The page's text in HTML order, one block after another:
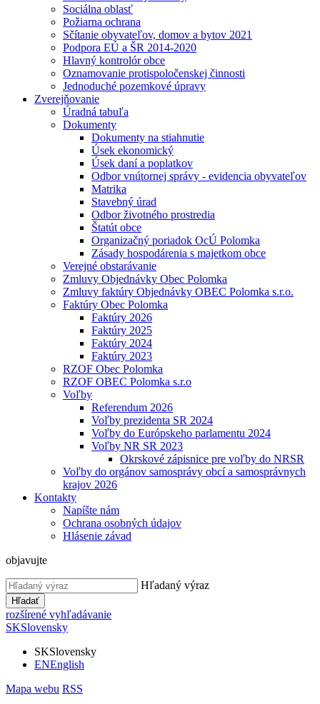
Sociálna oblasť
Požiarna ochrana
Sčítanie obyvateľov, domov a bytov 2021
Podpora EÚ a ŠR 2014-2020
Hlavný kontrolór obce
Oznamovanie protispoločenskej činnosti
Jednoduché pozemkové úpravy
Zverejňovanie
Úradná tabuľa
Dokumenty
Dokumenty na stiahnutie
Úsek ekonomický
Úsek daní a poplatkov
Odbor vnútornej správy - evidencia obyvateľov
Matrika
Stavebný úrad
Odbor životného prostredia
Štatút obce
Organizačný poriadok OcÚ Polomka
Zásady hospodárenia s majetkom obce
Verejné obstarávanie
Zmluvy Objednávky Obec Polomka
Zmluvy faktúry Objednávky OBEC Polomka s.r.o.
Faktúry Obec Polomka
Faktúry 2026
Faktúry 2025
Faktúry 2024
Faktúry 2023
RZOF Obec Polomka
RZOF OBEC Polomka s.r.o
Voľby
Referendum 2026
Voľby prezidenta SR 2024
Voľby do Európskeho parlamentu 2024
Voľby NR SR 2023
Okrskové zápisnice pre voľby do NRSR
Voľby do orgánov samosprávy obcí a samosprávnych
krajov 2026
Kontakty
Napíšte nám
Ochrana osobných údajov
Hlásenie závad
objavujte
Hľadaný výraz
Hľadať
rozšírené vyhľadávanie
SKSlovensky
SKSlovensky
ENEnglish
Mapa webu RSS